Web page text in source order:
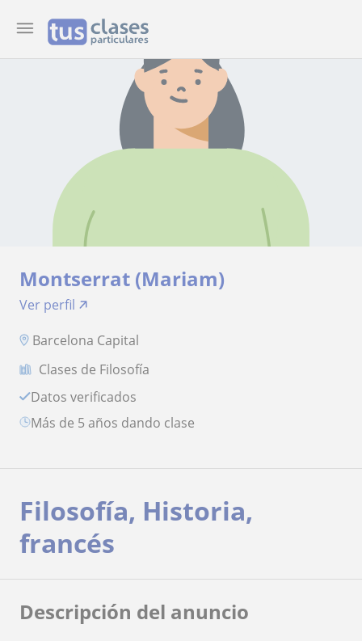
Montserrat (Mariam)
Ver perfil
Barcelona Capital
Clases de Filosofía
Datos verificados
más de 5 años dando clase
Filosofía, Historia,
francés
Descripción del anuncio